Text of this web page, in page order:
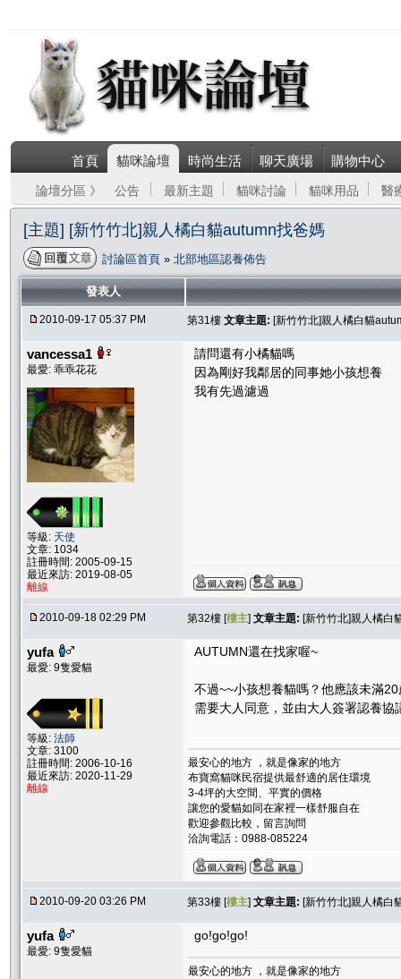
首頁 貓咪論壇 時尚生活 聊天廣場 購物中心
論壇分區 》 公告 最新主題 貓咪討論 貓咪用品 醫
[主題] [新竹竹北]親人橘白貓autumn找爸媽
討論區首頁 » 北部地區認養佈告
發表人
2010-09-17 05:37 PM 第31樓 文章主題: [新竹竹北]親人橘白貓
vancessa1
最愛: 乖乖花花
等級: 天使
文章: 1034
註冊時間: 2005-09-15
最近來訪: 2019-08-05
離線
請問還有小橘貓嗎
因為剛好我鄰居的同事她小孩想養
我有先過濾過
2010-09-18 02:29 PM 第32樓 [樓主] 文章主題: [新竹竹北]親人橘白
yufa
最愛: 9隻愛貓
等級: 法師
文章: 3100
註冊時間: 2006-10-16
最近來訪: 2020-11-29
離線
AUTUMN還在找家喔~
不過~~小孩想養貓嗎？他應該未滿
需要大人同意，並由大人簽署認養協
最安心的地方 ，就是像家的地方
布寶窩貓咪民宿提供最舒適的居住環境
3-4坪的大空間、平實的價格
讓您的愛貓如同在家裡一樣舒服自在
歡迎參觀比較，留言詢問
洽詢電話：0988-085224
2010-09-20 03:26 PM 第33樓 [樓主] 文章主題: [新竹竹北]親人橘白
yufa
最愛: 9隻愛貓
go!go!go!
最安心的地方 ，就是像家的地方